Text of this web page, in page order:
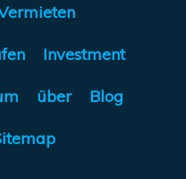
Investment
über Blog